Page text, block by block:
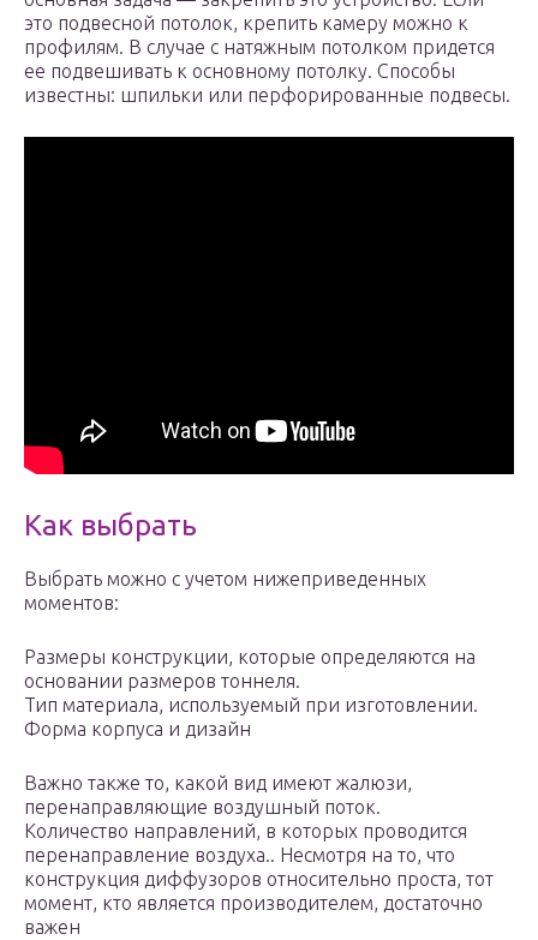
это подвесной потолок, крепить камеру можно к
профилям. В случае с натяжным потолком придется
ее подвешивать к основному потолку. Способы
известны: шпильки или перфорированные подвесы.
Как выбрать
Выбрать можно с учетом нижеприведенных
моментов:
Размеры конструкции, которые определяются на
основании размеров тоннеля.
Тип материала, используемый при изготовлении.
Форма корпуса и дизайн
Важно также то, какой вид имеют жалюзи,
перенаправляющие воздушный поток.
Количество направлений, в которых проводится
перенаправление воздуха.. Несмотря на то, что
конструкция диффузоров относительно проста, тот
момент, кто является производителем, достаточно
важен